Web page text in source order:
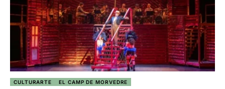
CULTURARTE EL CAMP DE MORVEDRE